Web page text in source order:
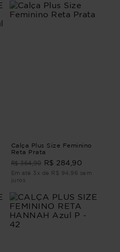
Calça Plus Size Feminino
Reta Prata
R$ 364,90 R$ 284,90
Em até 3x de R$ 94,96 sem
juros